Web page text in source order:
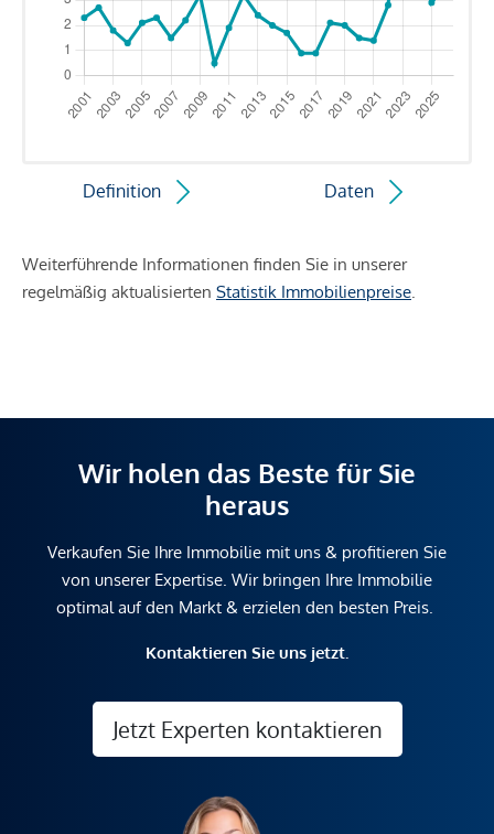
Definition Daten
Weiterführende Informationen finden Sie in unserer
regelmäßig aktualisierten Statistik Immobilienpreise
Wir holen das Beste für Sie
heraus
Verkaufen Sie Ihre Immobilie mit uns & profitieren Sie
von unserer Expertise. Wir bringen Ihre Immobilie
optimal auf den Markt & erzielen den besten Preis.
Kontaktieren Sie uns jetzt.
Jetzt Experten kontaktieren